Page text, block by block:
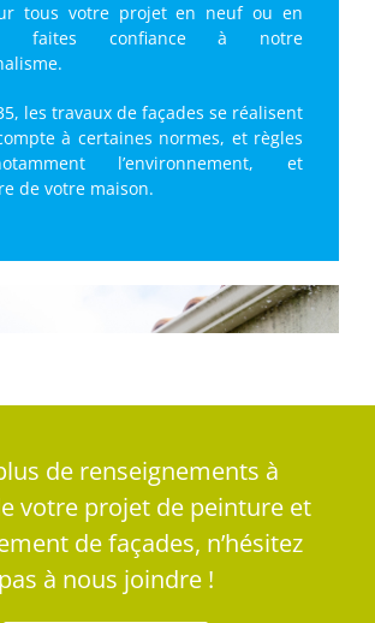
tous votre projet en neuf ou en
faites confiance à notre
les travaux de façades se réalisent
à certaines normes, et règles
l’environnement, et
de votre maison.
de renseignements à
votre projet de peinture et
de façades, n’hésitez
pas à nous joindre !